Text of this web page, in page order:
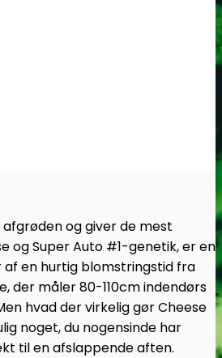
og giver de mest
og Super Auto #1-genetik, er en
en hurtig blomstringstid fra
der måler 80-110cm indendørs
hvad der virkelig gør Cheese
noget, du nogensinde har
til en afslappende aften.